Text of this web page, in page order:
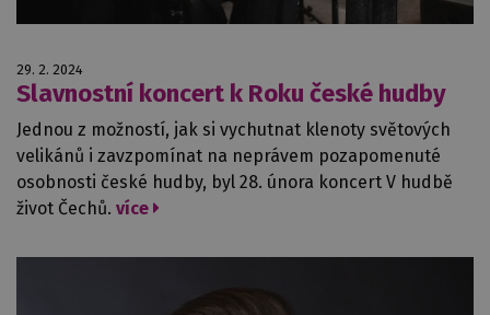
29. 2. 2024
Slavnostní koncert k Roku české hudby
Jednou z možností, jak si vychutnat klenoty světových
velikánů i zavzpomínat na neprávem pozapomenuté
osobnosti české hudby, byl 28. února koncert V hudbě
život Čechů. více